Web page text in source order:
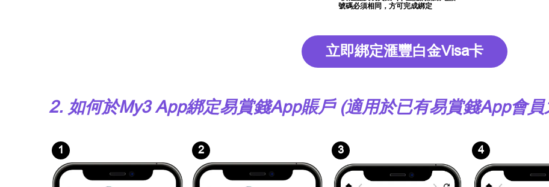
號碼必須相同，方可完成綁定
立即綁定滙豐白金Visa卡
2. 如何於My3 App綁定易賞錢App賬戶 (適用於已有易賞錢App會員
1 2 3 4